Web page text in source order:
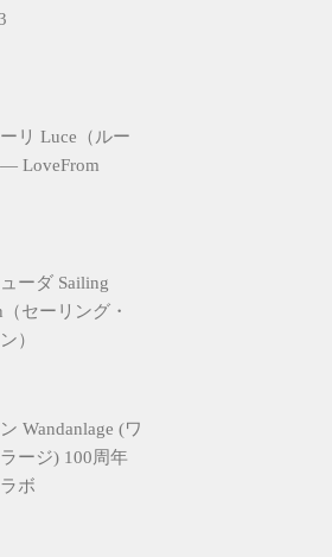
リ Luce（ルー
LoveFrom
ーダ Sailing
セーリング・
）
Wandanlage (ワ
ージ) 100周年
ボ